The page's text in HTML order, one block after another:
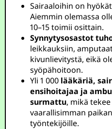
Sairaaloihin on
Aiemmin olemassa
10–15 toimii osittain.
Synnytysosastot
leikkauksiin,
kivunlievitystä, eikä
syöpähoitoon.
Yli 1 000 lääkäriä,
ensihoitajaa ja
surmattu, mikä
vaarallisimman
työntekijöille.